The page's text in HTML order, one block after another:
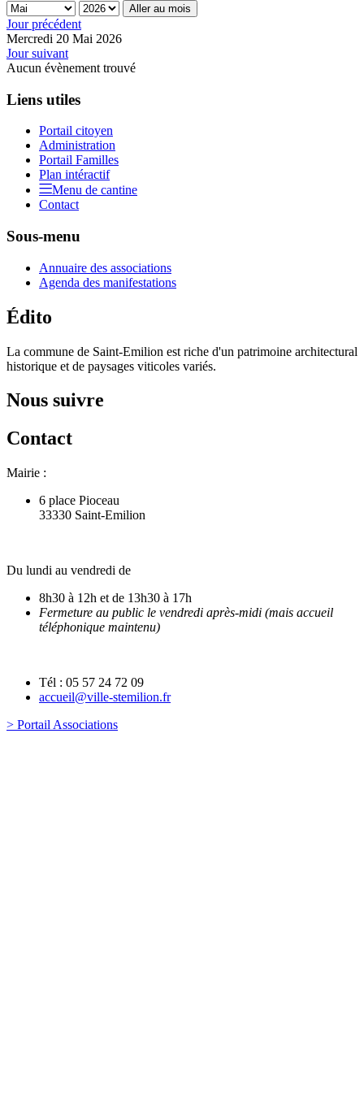
Aller au mois
Jour précédent
Mercredi 20 Mai 2026
Jour suivant
Aucun évènement trouvé
Liens utiles
Portail citoyen
Administration
Portail Familles
Plan intéractif
Menu de cantine
Contact
Sous-menu
Annuaire des associations
Agenda des manifestations
Édito
La commune de Saint-Emilion est riche d'un patrimoine architectural
historique et de paysages viticoles variés.
Nous suivre
Contact
Mairie :
6 place Pioceau
33330 Saint-Emilion
Du lundi au vendredi de
8h30 à 12h et de 13h30 à 17h
Fermeture au public le vendredi après-midi (mais accueil
téléphonique maintenu)
Tél : 05 57 24 72 09
accueil@ville-stemilion.fr
> Portail Associations